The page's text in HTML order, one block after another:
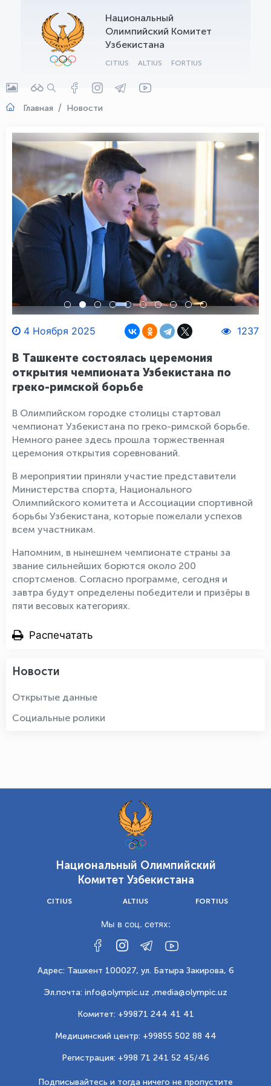
Национальный
Олимпийский Комитет
Узбекистана
CITIUS ALTIUS FORTIUS
Главная Новости
4 Ноября 2025 1237
В Ташкенте состоялась церемония
открытия чемпионата Узбекистана по
греко-римской борьбе
В Олимпийском городке столицы стартовал
чемпионат Узбекистана по греко-римской борьбе.
Немного ранее здесь прошла торжественная
церемония открытия соревнований.
В мероприятии приняли участие представители
Министерства спорта, Национального
Олимпийского комитета и Ассоциации спортивной
борьбы Узбекистана, которые пожелали успехов
всем участникам.
Напомним, в нынешнем чемпионате страны за
звание сильнейших борются около 200
спортсменов. Согласно программе, сегодня и
завтра будут определены победители и призёры в
пяти весовых категориях.
Распечатать
Новости
Открытые данные
Социальные ролики
Национальный Олимпийский
Комитет Узбекистана
CITIUS ALTIUS FORTIUS
Мы в соц. сетях:
Адрес: Ташкент 100027, ул. Батыра Закирова, 6
Эл.почта: info@olympic.uz ,media@olympic.uz
Комитет: +99871 244 41 41
Медицинский центр: +99855 502 88 44
Регистрация: +998 71 241 52 45/46
Подписывайтесь и тогда ничего не пропустите
OLYMPCHIK AI - yordamchi
Онлайн · olympic.uz